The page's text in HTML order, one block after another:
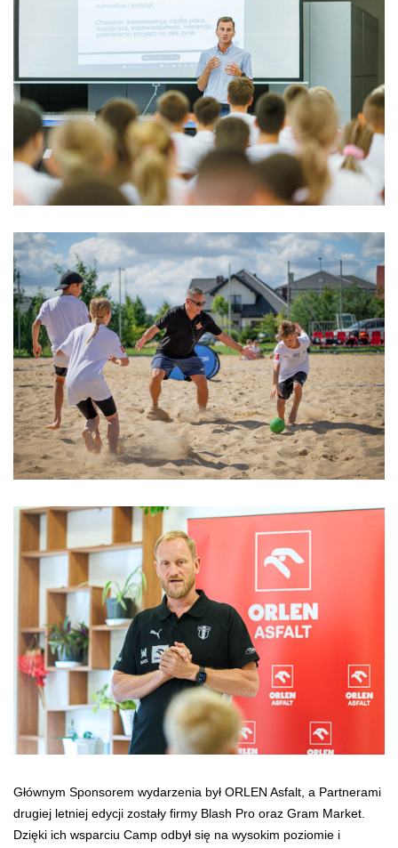
Głównym Sponsorem wydarzenia był ORLEN Asfalt, a Partnerami
drugiej letniej edycji zostały firmy Blash Pro oraz Gram Market.
Dzięki ich wsparciu Camp odbył się na wysokim poziomie i